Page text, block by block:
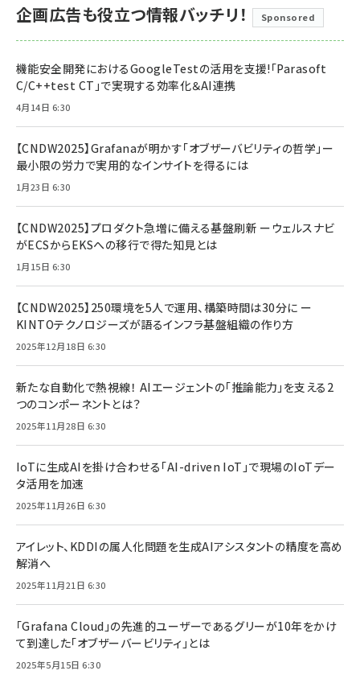
企画広告も役立つ情報バッチリ！ Sponsored
機能安全開発におけるGoogleTestの活用を支援!「Parasoft
C/C++test CT」で実現する効率化＆AI連携
4月14日 6:30
【CNDW2025】Grafanaが明かす「オブザーバビリティの哲学」ー
最小限の労力で実用的なインサイトを得るには
1月23日 6:30
【CNDW2025】プロダクト急増に備える基盤刷新 ーウェルスナビ
がECSからEKSへの移行で得た知見とは
1月15日 6:30
【CNDW2025】250環境を5人で運用、構築時間は30分に ー
KINTOテクノロジーズが語るインフラ基盤組織の作り方
2025年12月18日 6:30
新たな自動化で熱視線！ AIエージェントの「推論能力」を支える2
つのコンポーネントとは？
2025年11月28日 6:30
IoTに生成AIを掛け合わせる「AI-driven IoT」で現場のIoTデー
タ活用を加速
2025年11月26日 6:30
アイレット、KDDIの属人化問題を生成AIアシスタントの精度を高め
解消へ
2025年11月21日 6:30
「Grafana Cloud」の先進的ユーザーであるグリーが10年をかけ
て到達した「オブザーバービリティ」とは
2025年5月15日 6:30